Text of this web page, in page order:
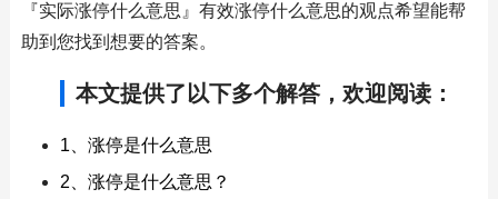
『实际涨停什么意思』有效涨停什么意思的观点希望能帮
助到您找到想要的答案。
本文提供了以下多个解答，欢迎阅读：
1、涨停是什么意思
2、涨停是什么意思？